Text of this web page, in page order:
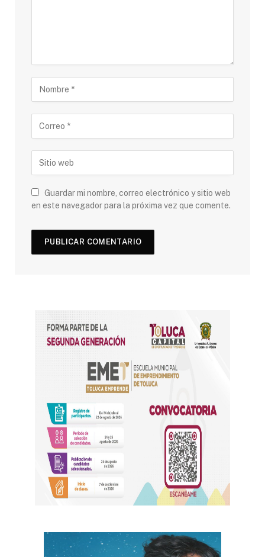
Guardar mi nombre, correo electrónico y sitio web
en este navegador para la próxima vez que comente.